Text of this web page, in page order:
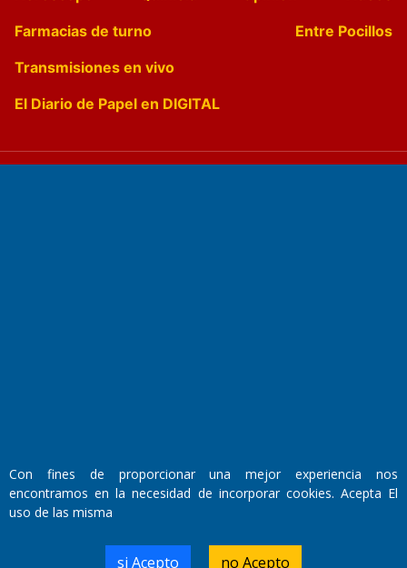
Farmacias de turno
Entre Pocillos
Transmisiones en vivo
El Diario de Papel en DIGITAL
Santa Rosa, La Pampa.
Número de Registro DNDA:
Con fines de proporcionar una mejor experiencia nos
encontramos en la necesidad de incorporar cookies. Acepta El
uso de las misma
si Acepto no Acepto